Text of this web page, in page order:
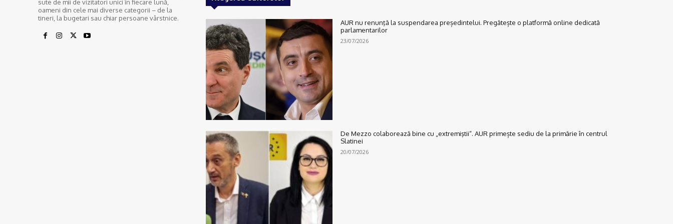
sute de mii de vizitatori unici în fiecare lună,
oameni din cele mai diverse categorii – de la
tineri, la bugetari sau chiar persoane vârstnice.
AUR nu renunţă la suspendarea președintelui. Pregătește o platformă online dedicată
parlamentarilor
23/07/2026
De Mezzo colaborează bine cu „extremiştii“. AUR primește sediu de la primărie în centrul
Slatinei
20/07/2026